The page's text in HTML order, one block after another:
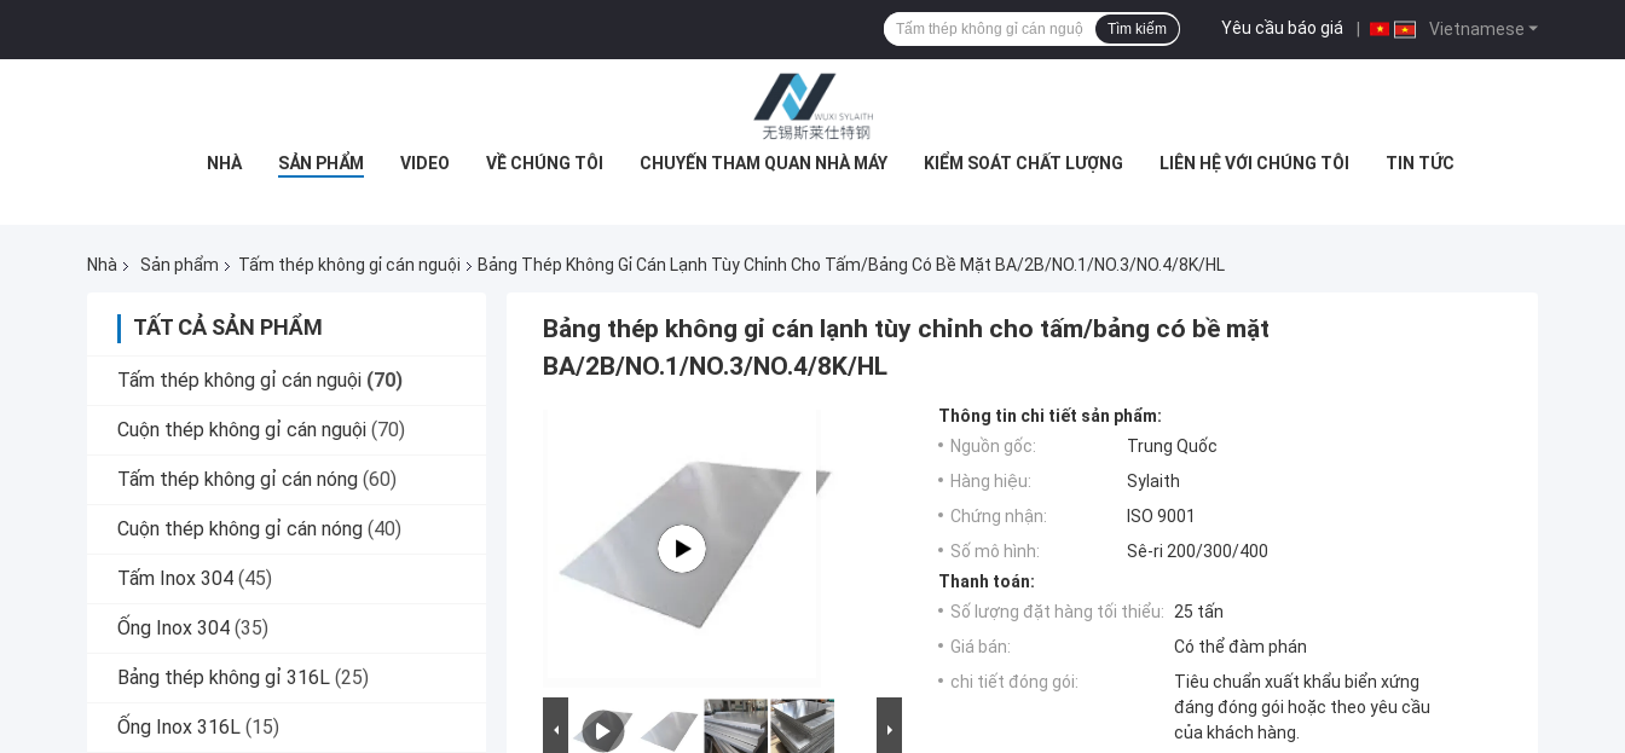
Vietnamese
Yêu cầu báo giá |
Tìm kiếm
NHÀ SẢN PHẨM VIDEO VỀ CHÚNG TÔI CHUYẾN THAM QUAN NHÀ MÁY KIỂM SOÁT CHẤT LƯỢNG LIÊN HỆ VỚI CHÚNG TÔI TIN TỨC
Nhà Sản phẩm Tấm thép không gỉ cán nguội Bảng Thép Không Gỉ Cán Lạnh Tùy Chỉnh Cho Tấm/bảng Có Bề Mặt BA/2B/NO.1/NO.3/NO.4/8K/HL
TẤT CẢ SẢN PHẨM
Tấm thép không gỉ cán nguội (70)
Cuộn thép không gỉ cán nguội (70)
Tấm thép không gỉ cán nóng (60)
Cuộn thép không gỉ cán nóng (40)
Tấm Inox 304 (45)
Ống Inox 304 (35)
Bảng thép không gỉ 316L (25)
Ống Inox 316L (15)
Bảng thép không gỉ cán lạnh tùy chỉnh cho tấm/bảng có bề mặt
BA/2B/NO.1/NO.3/NO.4/8K/HL
Thông tin chi tiết sản phẩm:
Nguồn gốc:
Trung Quốc
Hàng hiệu:
Sylaith
Chứng nhận:
ISO 9001
Số mô hình:
Sê-ri 200/300/400
Thanh toán:
Số lượng đặt hàng tối thiểu: 25 tấn
Giá bán:
Có thể đàm phán
chi tiết đóng gói:
Tiêu chuẩn xuất khẩu biển xứng
đáng đóng gói hoặc theo yêu cầu
của khách hàng.